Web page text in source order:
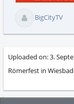
BigCityTV
Uploaded on:3.
Römerfest in